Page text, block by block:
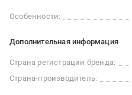
Особенности:
Дополнительная информация
Страна регистрации бренда:
Страна-производитель: